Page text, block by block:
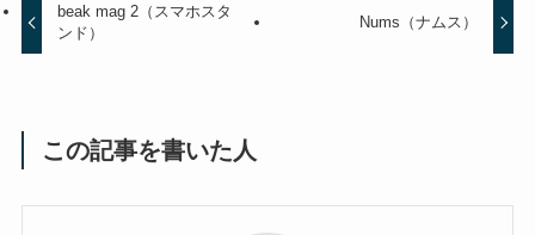
beak mag 2（スマホスタ
ンド）
Nums（ナムス）
この記事を書いた人